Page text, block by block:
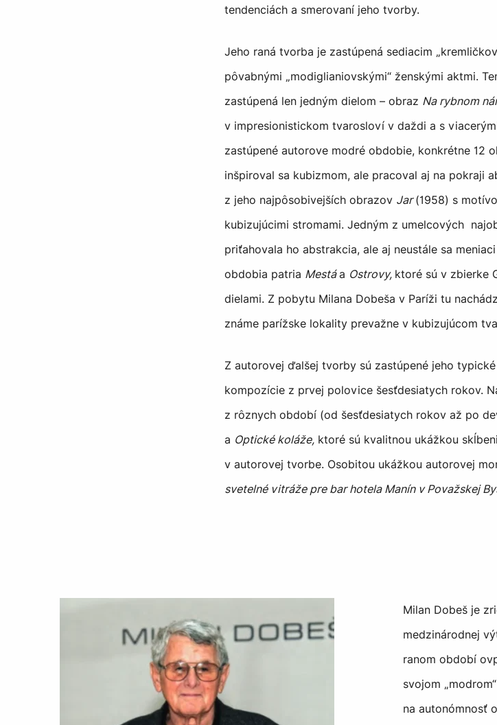
tendenciách a smerovaní jeho tvorby.
Jeho raná tvorba je zastúpená sediacim
pôvabnými „modiglianiovskými“ ženskými aktmi.
zastúpená len jedným dielom – obraz Na rybnom
v impresionistickom tvarosloví v daždi a s
zastúpené autorove modré obdobie, konkrétne 12
inšpiroval sa kubizmom, ale pracoval aj na pokraji
z jeho najpôsobivejších obrazov Jar(1958) s
kubizujúcimi stromami. Jedným z umelcových
priťahovala ho abstrakcia, ale aj neustále sa
obdobia patria Mestáa Ostrovy, ktoré sú v zbierke
dielami. Z pobytu Milana Dobeša v Paríži tu
známe parížske lokality prevažne v kubizujúcom
Z autorovej ďalšej tvorby sú zastúpené jeho
kompozície z prvej polovice šesťdesiatych rokov.
z rôznych období (od šesťdesiatych rokov až po
a Optické koláže, ktoré sú kvalitnou ukážkou
v autorovej tvorbe. Osobitou ukážkou autorovej
svetelné vitráže pre bar hotela Manín v Považskej
Milan Dobeš je
medzinárodnej
ranom období
svojom
na autonómnosť